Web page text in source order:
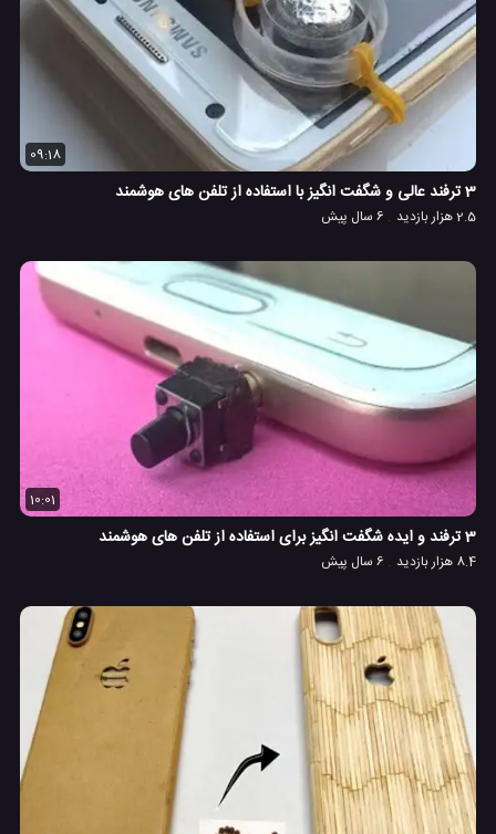
09:18
3 ترفند عالی و شگفت انگیز با استفاده از تلفن های هوشمند
2.5 هزار بازدید 6 سال پیش
10:01
3 ترفند و ایده شگفت انگیز برای استفاده از تلفن های هوشمند
8.4 هزار بازدید 6 سال پیش